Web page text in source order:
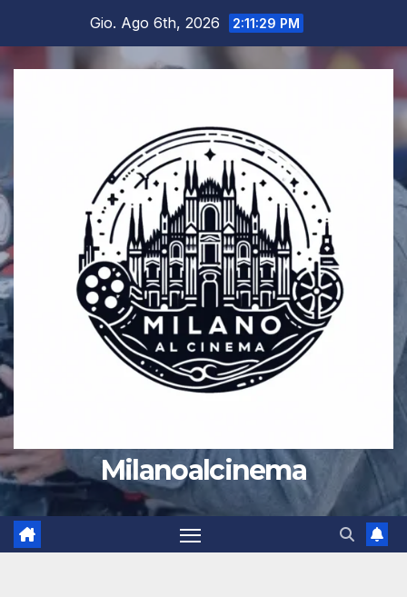
contenuto
Gio. Ago 6th, 2026 2:11:30 PM
Milanoalcinema